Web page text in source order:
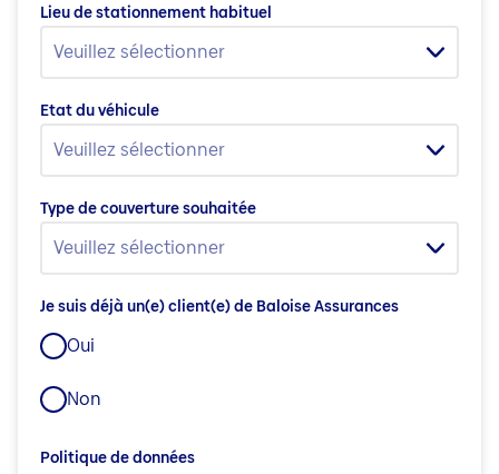
Lieu de stationnement habituel
Veuillez sélectionner
Etat du véhicule
Veuillez sélectionner
Type de couverture souhaitée
Veuillez sélectionner
Je suis déjà un(e) client(e) de Baloise Assurances
Oui
Non
Politique de données